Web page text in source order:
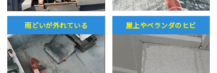
雨どいが外れている 屋上やベランダのヒビ